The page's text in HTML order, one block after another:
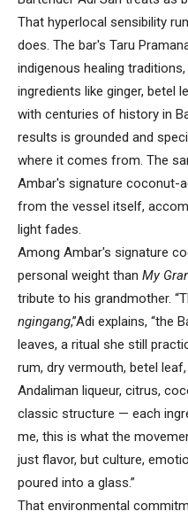
That hyperlocal sensibility
does. The bar's Taru
indigenous healing
ingredients like ginger, betel
with centuries of history in
results is grounded and
where it comes from. The
Ambar's signature coconut-
from the vessel itself,
light fades.
Among Ambar's signature
personal weight than My
tribute to his grandmother.
ngingang,”Adi explains, “the
leaves, a ritual she still
rum, dry vermouth, betel
Andaliman liqueur, citrus,
classic structure — each
me, this is what the
just flavor, but culture,
poured into a glass.”
That environmental